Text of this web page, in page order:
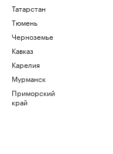
Татарстан
Тюмень
Черноземье
Кавказ
Карелия
Мурманск
Приморский
край